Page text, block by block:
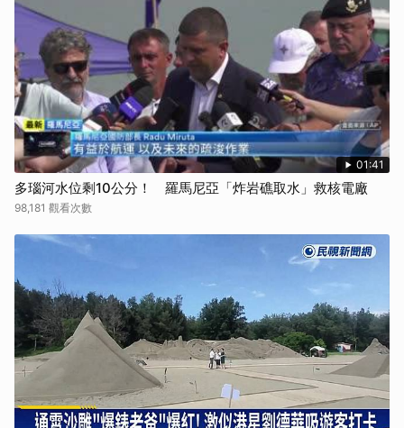
01:41
多瑙河水位剩10公分！ 羅馬尼亞「炸岩礁取水」救核電廠
98,181 觀看次數